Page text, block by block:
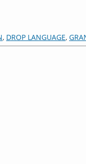
, DROP LANGUAGE,